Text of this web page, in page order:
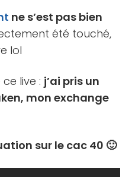
ne s’est pas bien
été touché,
lol
live : j’ai pris un
mon exchange
sur le cac 40 🙂